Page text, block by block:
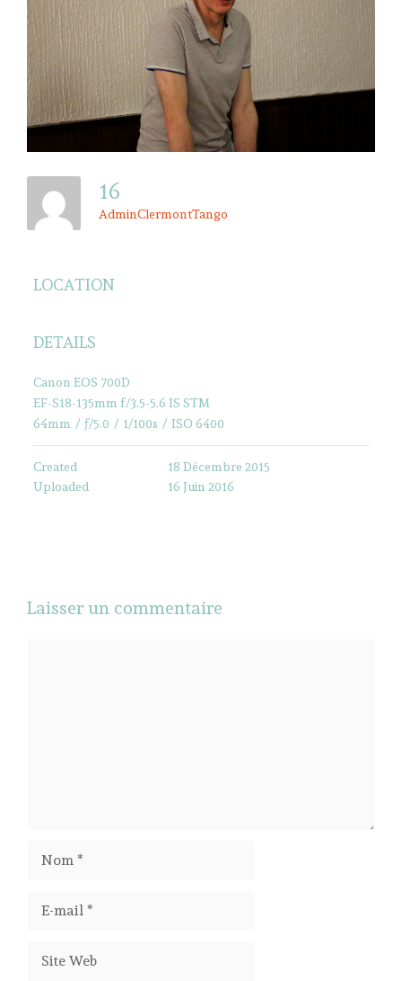
16
AdminClermontTango
LOCATION
DETAILS
Canon EOS 700D
EF-S18-135mm f/3.5-5.6 IS STM
64mm / ƒ/5.0 / 1/100s / ISO 6400
Created
18 Décembre 2015
Uploaded
16 Juin 2016
Laisser un commentaire
mail
Web